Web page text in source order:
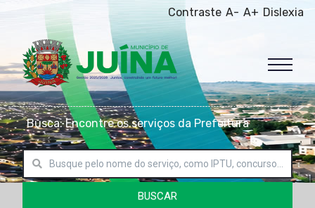
Contraste A- A+ Dislexia
Busca: Encontre os serviços da Prefeitura
BUSCAR